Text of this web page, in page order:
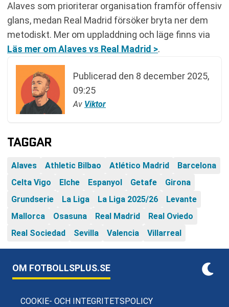
Alaves som prioriterar organisation framför offensiv
glans, medan Real Madrid försöker bryta ner dem
metodiskt. Mer om uppladdning och läge finns via
Läs mer om Alaves vs Real Madrid >.
Publicerad den 8 december 2025,
09:25
Av Viktor
TAGGAR
Alaves Athletic Bilbao Atlético Madrid
Barcelona
Celta Vigo
Elche Espanyol Getafe
Girona
Grundserie
La Liga La Liga 2025/26
Levante
Mallorca
Osasuna Real Madrid
Real Oviedo
Real Sociedad
Sevilla Valencia Villarreal
OM FOTBOLLSPLUS.SE
COOKIE- OCH INTEGRITETSPOLICY